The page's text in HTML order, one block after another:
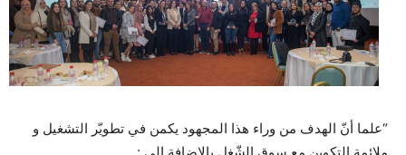
“علما أنّ الهدف من وراء هذا المجهود يكمن في تطويّر التشغيل و